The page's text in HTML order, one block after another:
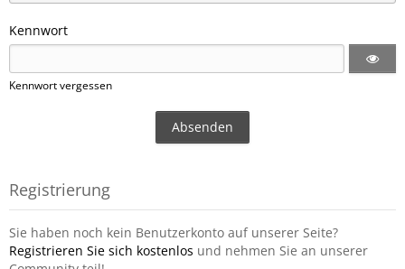
Kennwort
Kennwort vergessen
Registrierung
Sie haben noch kein Benutzerkonto auf unserer Seite?
Registrieren Sie sich kostenlos und nehmen Sie an unserer